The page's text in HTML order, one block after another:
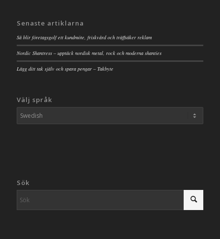
Senaste artiklarna
Så blir företagsgolf ett kundmöte, friskvård och träffsäker reklam
Nordic Shantress – upptäck nordisk metal, rock och moderna shanties
Lägg ditt tak själv och spara pengar – Takbyte
Välj språk
Sök